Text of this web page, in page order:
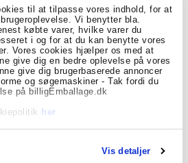
til at tilpasse vores indhold, for at
Vi benytter bla.
købte varer, hvilke varer du
i og for at du kan benytte vores
Vores cookies hjælper os med at
give dig en bedre oplevelse på vores
give dig brugerbaserede annoncer
og søgemaskiner - Tak fordi du
på billigEmballage.dk
her
Vis detaljer
Ø 10 mm, boble højde 4 mm.
dig
nyheder og eksklusive
direkte i din indbakke.